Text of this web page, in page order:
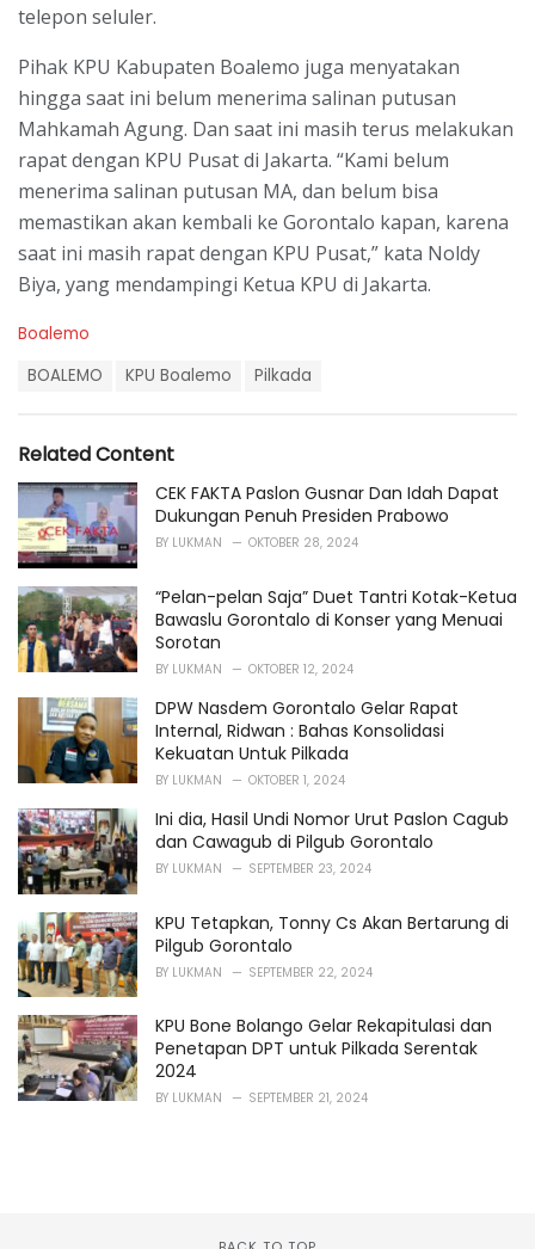
telepon seluler.
Pihak KPU Kabupaten Boalemo juga menyatakan
hingga saat ini belum menerima salinan putusan
Mahkamah Agung. Dan saat ini masih terus melakukan
rapat dengan KPU Pusat di Jakarta. “Kami belum
menerima salinan putusan MA, dan belum bisa
memastikan akan kembali ke Gorontalo kapan, karena
saat ini masih rapat dengan KPU Pusat,” kata Noldy
Biya, yang mendampingi Ketua KPU di Jakarta.
C
r
i
s
:
Boalemo
:
BOALEMO KPU Boalemo Pilkada
Related Content
CEK FAKTA Paslon Gusnar Dan Idah Dapat
Dukungan Penuh Presiden Prabowo
BY LUKMAN OKTOBER 28, 2024
“Pelan-pelan Saja” Duet Tantri Kotak-Ketua
Bawaslu Gorontalo di Konser yang Menuai
Sorotan
BY LUKMAN OKTOBER 12, 2024
DPW Nasdem Gorontalo Gelar Rapat
Internal, Ridwan : Bahas Konsolidasi
Kekuatan Untuk Pilkada
BY LUKMAN OKTOBER 1, 2024
Ini dia, Hasil Undi Nomor Urut Paslon Cagub
dan Cawagub di Pilgub Gorontalo
BY LUKMAN SEPTEMBER 23, 2024
KPU Tetapkan, Tonny Cs Akan Bertarung di
Pilgub Gorontalo
BY LUKMAN SEPTEMBER 22, 2024
KPU Bone Bolango Gelar Rekapitulasi dan
Penetapan DPT untuk Pilkada Serentak
2024
BY LUKMAN SEPTEMBER 21, 2024